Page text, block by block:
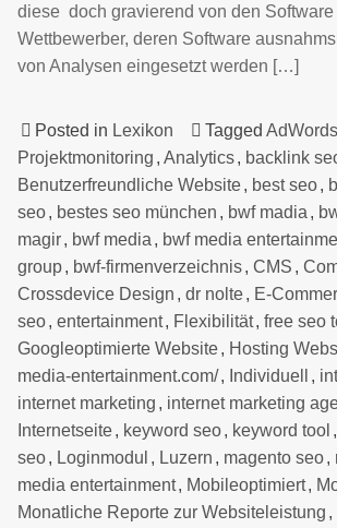
diese doch gravierend von den
Wettbewerber, deren Software
von Analysen eingesetzt werden […]
Posted in Lexikon Tagged AdWords
Projektmonitoring , Analytics, backlink
Benutzerfreundliche Website, best seo,
seo, bestes seo münchen , bwf madia ,
magir, bwf media , bwf media
group, bwf-firmenverzeichnis, CMS ,
Crossdevice Design , dr nolte, E-
seo, entertainment, Flexibilität, free seo
Googleoptimierte Website, Hosting
media-entertainment.com/, Individuell ,
internet marketing , internet marketing
Internetseite, keyword seo, keyword tool ,
seo, Loginmodul , Luzern , magento seo,
media entertainment, Mobileoptimiert,
Monatliche Reporte zur Websiteleistung ,